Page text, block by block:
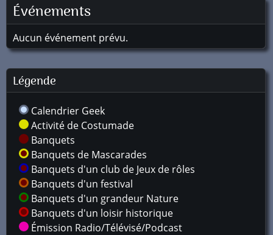
Événements
Aucun événement prévu.
Légende
Calendrier Geek
Activité de Costumade
Banquets
Banquets de Mascarades
Banquets d'un club de Jeux de rôles
Banquets d'un festival
Banquets d'un grandeur Nature
Banquets d'un loisir historique
Émission Radio/Télévisé/Podcast